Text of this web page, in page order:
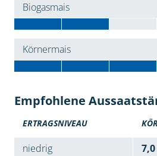
Biogasmais
Körnermais
Empfohlene
ERTRAGSNIVEAU
niedrig
7,0